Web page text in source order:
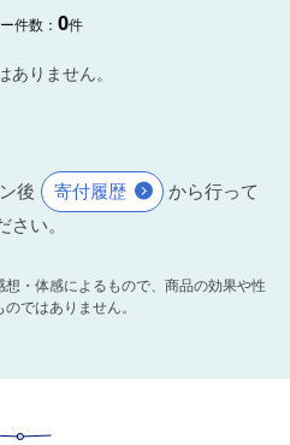
件数：0件
ありません。
後 寄付履歴
から行って
さい。
・体感によるもので、商品の効果や性
ではありません。